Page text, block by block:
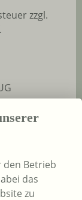
zzgl.
den Betrieb
das
zu